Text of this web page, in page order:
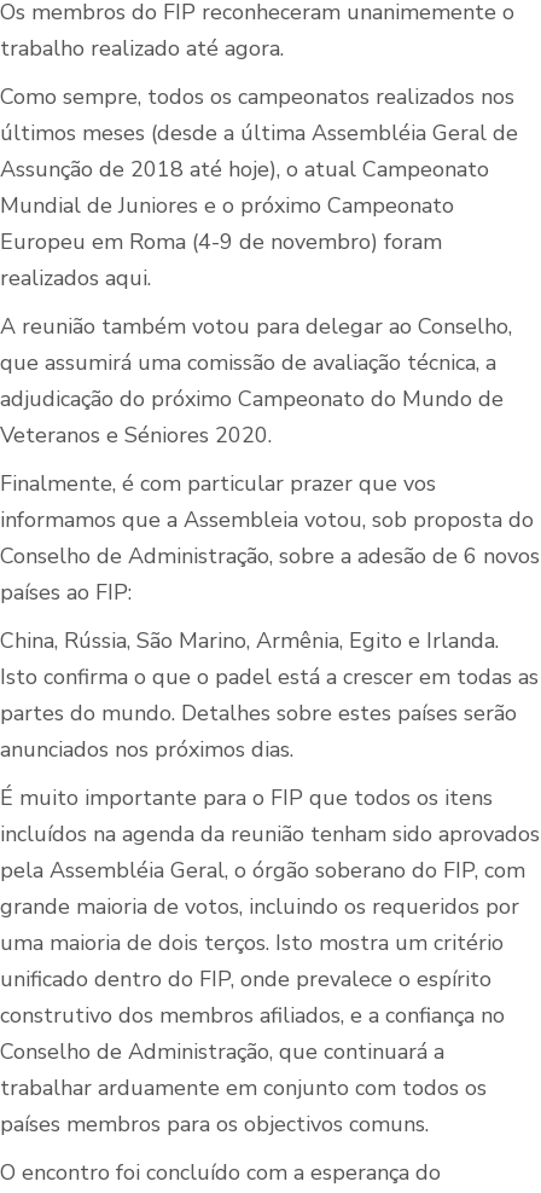
Os membros do FIP reconheceram unanimemente o
trabalho realizado até agora.
Como sempre, todos os campeonatos realizados nos
últimos meses (desde a última Assembléia Geral de
Assunção de 2018 até hoje), o atual Campeonato
Mundial de Juniores e o próximo Campeonato
Europeu em Roma (4-9 de novembro) foram
realizados aqui.
A reunião também votou para delegar ao Conselho,
que assumirá uma comissão de avaliação técnica, a
adjudicação do próximo Campeonato do Mundo de
Veteranos e Séniores 2020.
Finalmente, é com particular prazer que vos
informamos que a Assembleia votou, sob proposta do
Conselho de Administração, sobre a adesão de 6 novos
países ao FIP:
China, Rússia, São Marino, Armênia, Egito e Irlanda.
Isto confirma o que o padel está a crescer em todas as
partes do mundo. Detalhes sobre estes países serão
anunciados nos próximos dias.
É muito importante para o FIP que todos os itens
incluídos na agenda da reunião tenham sido aprovados
pela Assembléia Geral, o órgão soberano do FIP, com
grande maioria de votos, incluindo os requeridos por
uma maioria de dois terços. Isto mostra um critério
unificado dentro do FIP, onde prevalece o espírito
construtivo dos membros afiliados, e a confiança no
Conselho de Administração, que continuará a
trabalhar arduamente em conjunto com todos os
países membros para os objectivos comuns.
O encontro foi concluído com a esperança do